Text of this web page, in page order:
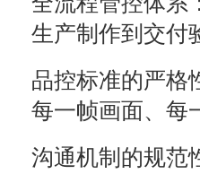
生产制作到交付
品控标准的严格
每一帧画面、每
沟通机制的规范